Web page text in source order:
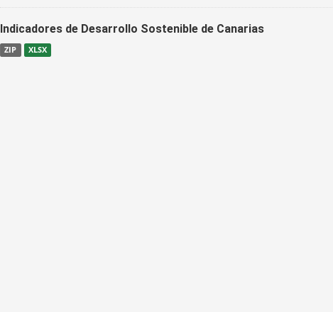
Indicadores de Desarrollo Sostenible de Canarias
ZIP XLSX